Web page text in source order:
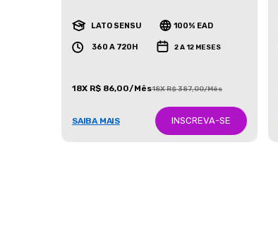
LATO SENSU 100% EAD
360 A 720H 2 A 12 MESES
18X R$ 86,00/Mês18X R$ 387,00/Mês
SAIBA MAIS INSCREVA-SE